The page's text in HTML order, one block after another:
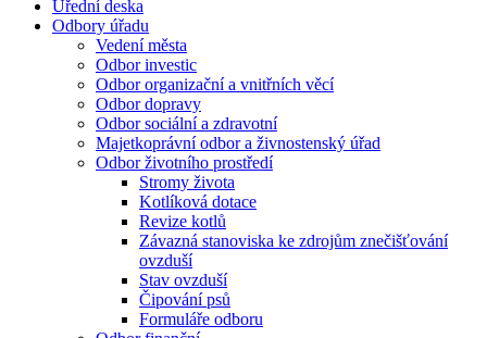
Úřední deska
Odbory úřadu
Vedení města
Odbor investic
Odbor organizační a vnitřních věcí
Odbor dopravy
Odbor sociální a zdravotní
Majetkoprávní odbor a živnostenský úřad
Odbor životního prostředí
Stromy života
Kotlíková dotace
Revize kotlů
Závazná stanoviska ke zdrojům znečišťování
ovzduší
Stav ovzduší
Čipování psů
Formuláře odboru